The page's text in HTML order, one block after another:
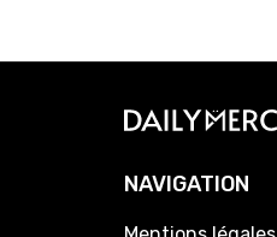
NAVIGATION